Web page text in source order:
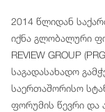
2014 წლიდან
იქნა გლობალური
REVIEW GROUP
საგადასახადო
საერთაშორისო
ფორუმის წევრი და